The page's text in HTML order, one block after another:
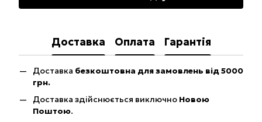
Доставка Оплата Гарантія
Доставка безкоштовна для замовлень від 5000
грн.
Доставка здійснюється виключно Новою
Поштою.